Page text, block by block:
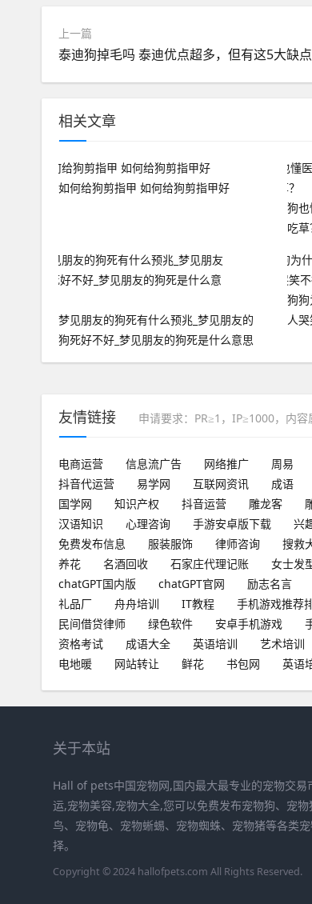
上一篇
相关文章
如何给狗剪指甲 如何给狗剪指甲好
狗
吃草
梦见朋友的狗死有什么预兆_梦见朋友的
狗死好不好_梦见朋友的狗死是什么意思
狗
人
友情链接 申请要求：PR≥1，IP≥1000，内
电商运营 信息流广告 网络推广 周易
抖音代运营
易学网 互联网资讯 成语
国学网
知识产权 抖音运营 雕龙客
汉语知识
心理咨询 手游安卓版下载 兴
免费发布信息
服装服饰 律师咨询 搜救
养花
名酒回收 石家庄代理记账 女士发
chatGPT国内版
chatGPT官网 励志名言
礼品厂
舟舟培训 IT教程 手机游戏推荐
民间借贷律师
绿色软件 安卓手机游戏
资格考试
成语大全 英语培训 艺术培训
电地暖
网站转让 鲜花 书包网 英语
关于本站
Hall of pets中国宠物网,国内最大最专业的宠物交
运,宠物美容,宠物大全,您可以免费发布宠物狗、宠
鸟、宠物龟、宠物蜥蜴、宠物蜘蛛、宠物猪等各类
择。
Copyright © 2024 hallofpets.com All Rights Reserved.